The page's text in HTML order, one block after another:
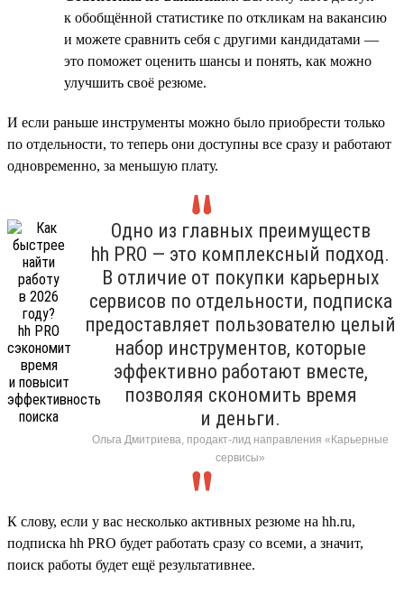
к обобщённой статистике по откликам на вакансию
и можете сравнить себя с другими кандидатами —
это поможет оценить шансы и понять, как можно
улучшить своё резюме.
И если раньше инструменты можно было приобрести только
по отдельности, то теперь они доступны все сразу и работают
одновременно, за меньшую плату.
Одно из главных преимуществ
hh PRO — это комплексный подход.
В отличие от покупки карьерных
сервисов по отдельности, подписка
предоставляет пользователю целый
набор инструментов, которые
эффективно работают вместе,
позволяя скономить время
и деньги.
Ольга Дмитриева, продакт-лид направления «Карьерные
сервисы»
К слову, если у вас несколько активных резюме на hh.ru,
подписка hh PRO будет работать сразу со всеми, а значит,
поиск работы будет ещё результативнее.